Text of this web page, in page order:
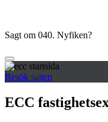
Sagt om 040. Nyfiken?
Besök sajten
ECC